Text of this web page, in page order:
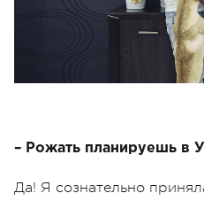
– Рожать планируешь в
Да! Я сознательно